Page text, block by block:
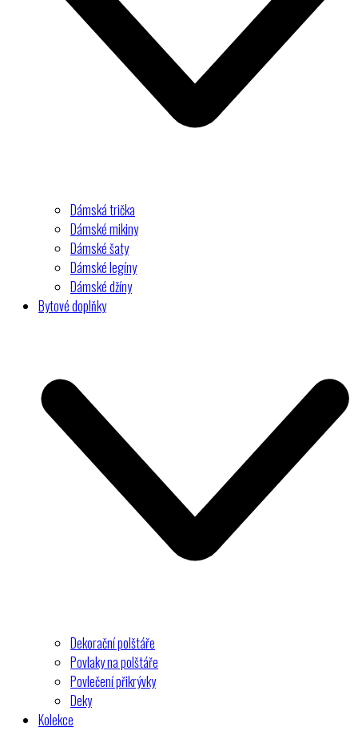
Dámská trička
Dámské mikiny
Dámské šaty
Dámské legíny
Dámské džíny
Bytové doplňky
Dekorační polštáře
Povlaky na polštáře
Povlečení přikrývky
Deky
Kolekce